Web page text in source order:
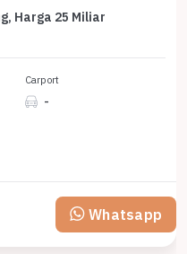
Harga 25 Miliar
Carport
-
Whatsapp